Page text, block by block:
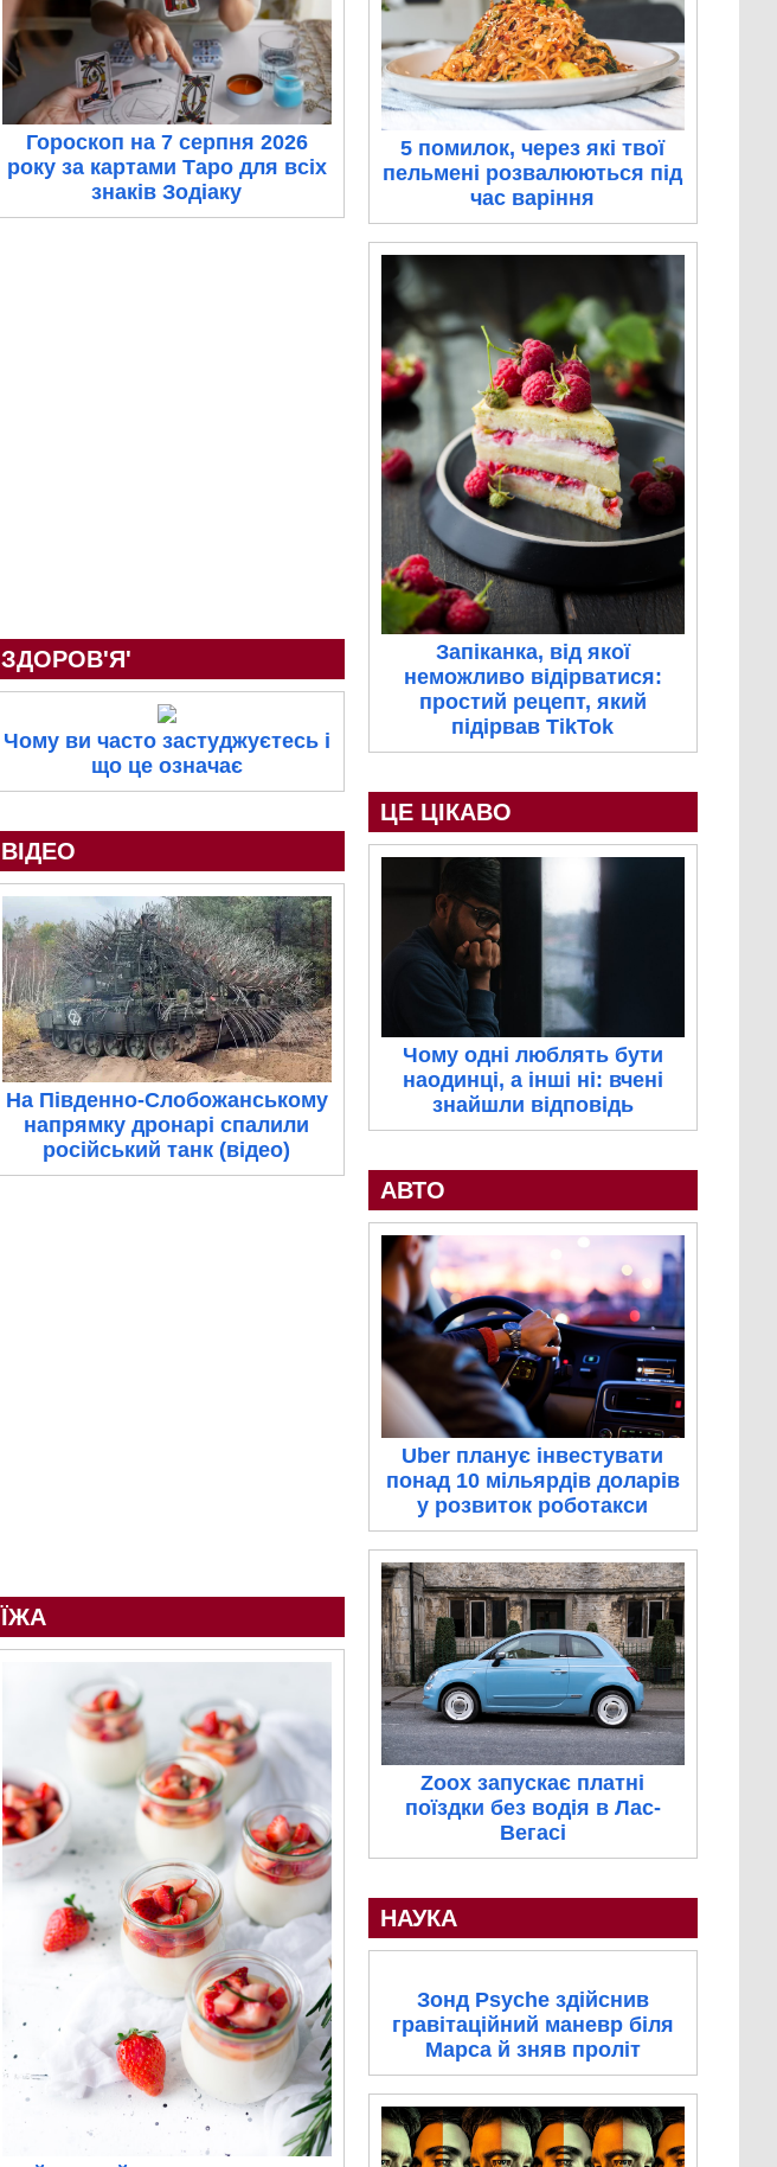
Гороскоп на 7 серпня 2026
року за картами Таро для всіх
знаків Зодіаку
ЗДОРОВ'Я'
Чому ви часто застуджуєтесь і
що це означає
ВІДЕО
На Південно-Слобожанському
напрямку дронарі спалили
російський танк (відео)
ЇЖА
5 помилок, через які твої
пельмені розвалюються під
час варіння
Запіканка, від якої
неможливо відірватися:
простий рецепт, який
підірвав TikTok
ЦЕ ЦІКАВО
Чому одні люблять бути
наодинці, а інші ні: вчені
знайшли відповідь
АВТО
Uber планує інвестувати
понад 10 мільярдів доларів
у розвиток роботакси
Zoox запускає платні
поїздки без водія в Лас-
Вегасі
НАУКА
Зонд Psyche здійснив
гравітаційний маневр біля
Марса й зняв проліт